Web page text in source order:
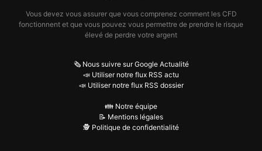
Vous devez vous assurer que vous comprenez comment les CFD
fonctionnent et que vous pouvez vous permettre de prendre le risque
élevé de perdre votre argent
🗞️ Nous suivre sur Google Actualité
📣 Utiliser notre flux RSS actu
📣 Utiliser notre flux RSS dossier
👪 Notre équipe
📝 Mentions légales
🕵️ Politique de confidentialité